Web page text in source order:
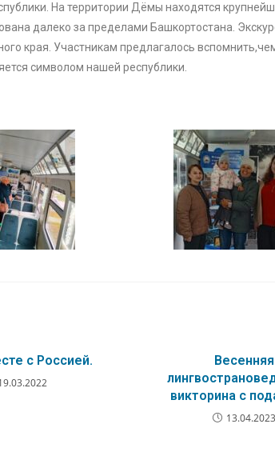
На территории Дёмы находятся
далеко за пределами Башкортостана.
края. Участникам предлагалось
символом нашей республики.
с Россией.
Весенняя
викторина с
13.04.2023